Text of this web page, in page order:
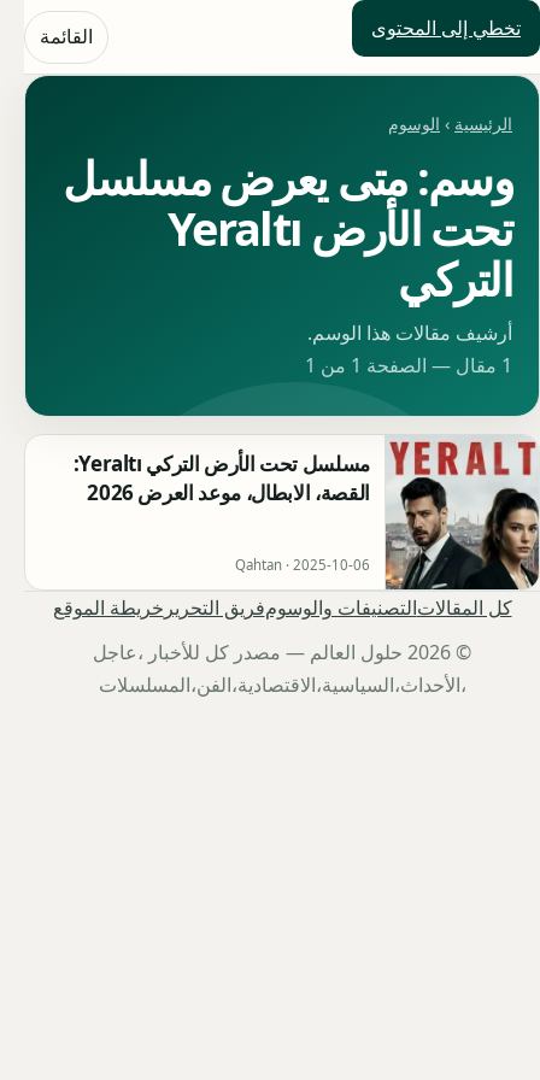
تخطي إلى المحتوى
حلول العالم القائمة
الرئيسية › الوسوم
وسم: متى يعرض مسلسل
تحت الأرض Yeraltı
التركي
أرشيف مقالات هذا الوسم.
1 مقال — الصفحة 1 من 1
مسلسل تحت الأرض التركي Yeraltı:
القصة، الابطال، موعد العرض 2026
Qahtan · 2025-10-06
كل المقالاتالتصنيفات والوسومفريق التحرير خريطة الموقع
© 2026 حلول العالم — مصدر كل للأخبار ،عاجل
،الأحداث،السياسية،الاقتصادية،الفن،المسلسلات